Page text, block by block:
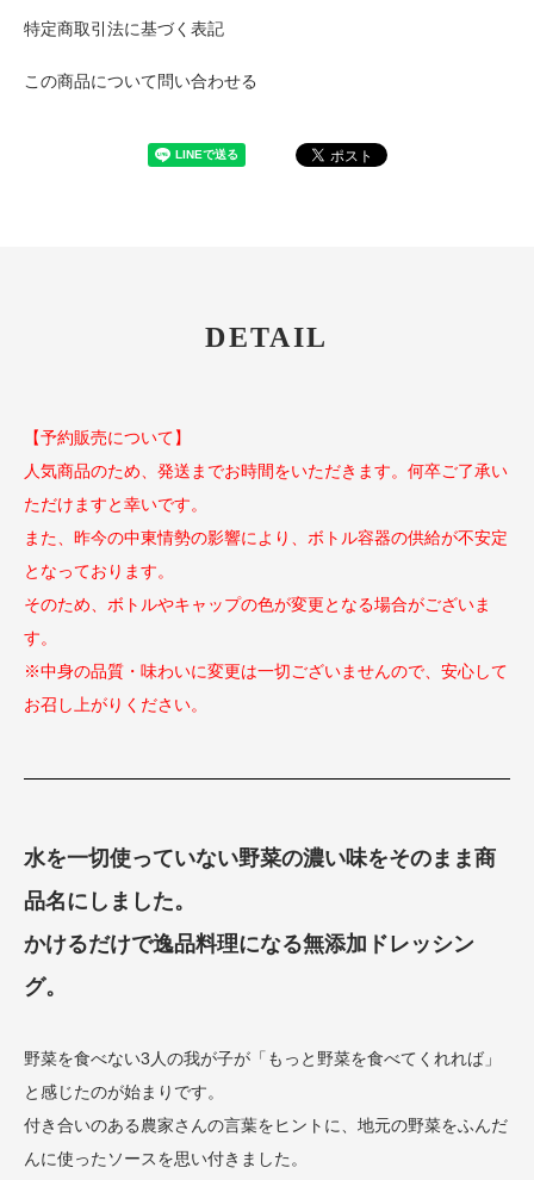
特定商取引法に基づく表記
この商品について問い合わせる
DETAIL
【予約販売について】
人気商品のため、発送までお時間をいただきます。何卒ご了承い
ただけますと幸いです。
また、昨今の中東情勢の影響により、ボトル容器の供給が不安定
となっております。
そのため、ボトルやキャップの色が変更となる場合がございま
す。
※中身の品質・味わいに変更は一切ございませんので、安心して
お召し上がりください。
水を一切使っていない野菜の濃い味をそのまま商
品名にしました。
かけるだけで逸品料理になる無添加ドレッシン
グ。
野菜を食べない3人の我が子が「もっと野菜を食べてくれれば」
と感じたのが始まりです。
付き合いのある農家さんの言葉をヒントに、地元の野菜をふんだ
んに使ったソースを思い付きました。